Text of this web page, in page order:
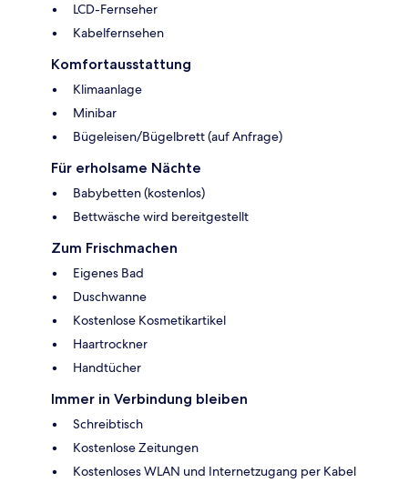
LCD-Fernseher
Kabelfernsehen
Komfortausstattung
Klimaanlage
Minibar
Bügeleisen/Bügelbrett (auf Anfrage)
Für erholsame Nächte
Babybetten (kostenlos)
Bettwäsche wird bereitgestellt
Zum Frischmachen
Eigenes Bad
Duschwanne
Kostenlose Kosmetikartikel
Haartrockner
Handtücher
Immer in Verbindung bleiben
Schreibtisch
Kostenlose Zeitungen
Kostenloses WLAN und Internetzugang per Kabel